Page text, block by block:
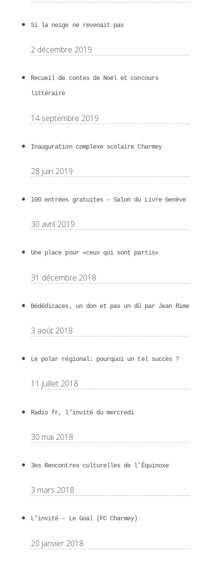
Si la neige ne revenait pas
2 décembre 2019
Recueil de contes de Noël et concours
littéraire
14 septembre 2019
Inauguration complexe scolaire Charmey
28 juin 2019
100 entrées gratuites – Salon du Livre Genève
30 avril 2019
Une place pour «ceux qui sont partis»
31 décembre 2018
Bédédicaces, un don et pas un dû par Jean Rime
3 août 2018
Le polar régional: pourquoi un tel succès ?
11 juillet 2018
Radio fr, l’invité du mercredi
30 mai 2018
3es Rencontres culturelles de l’Équinoxe
3 mars 2018
L’invité – Le Goal (FC Charmey)
20 janvier 2018